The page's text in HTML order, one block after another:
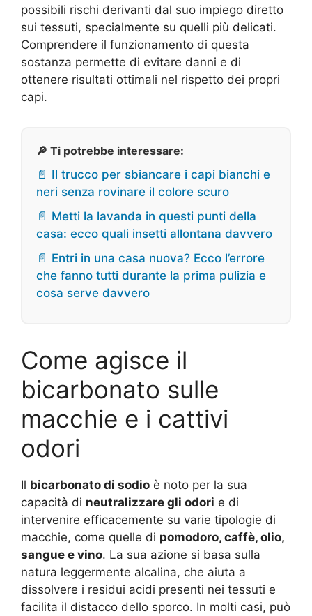
possibili rischi derivanti dal suo impiego diretto
sui tessuti, specialmente su quelli più delicati.
Comprendere il funzionamento di questa
sostanza permette di evitare danni e di
ottenere risultati ottimali nel rispetto dei propri
capi.
🔎 Ti potrebbe interessare:
📄 Il trucco per sbiancare i capi bianchi e
neri senza rovinare il colore scuro
📄 Metti la lavanda in questi punti della
casa: ecco quali insetti allontana davvero
📄 Entri in una casa nuova? Ecco l’errore
che fanno tutti durante la prima pulizia e
cosa serve davvero
Come agisce il
bicarbonato sulle
macchie e i cattivi
odori
Il bicarbonato di sodio è noto per la sua
capacità di neutralizzare gli odori e di
intervenire efficacemente su varie tipologie di
macchie, come quelle di pomodoro, caffè, olio,
sangue e vino. La sua azione si basa sulla
natura leggermente alcalina, che aiuta a
dissolvere i residui acidi presenti nei tessuti e
facilita il distacco dello sporco. In molti casi, può